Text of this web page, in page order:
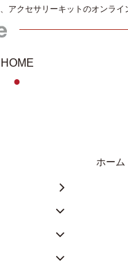
アクセサリーキットのオンライ
HOME
●
ホーム